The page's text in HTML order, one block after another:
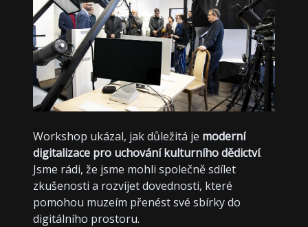
Workshop ukázal, jak důležitá je moderní
digitalizace pro uchování kulturního dědictví.
Jsme rádi, že jsme mohli společně sdílet
zkušenosti a rozvíjet dovednosti, které
pomohou muzeím přenést své sbírky do
digitálního prostoru.